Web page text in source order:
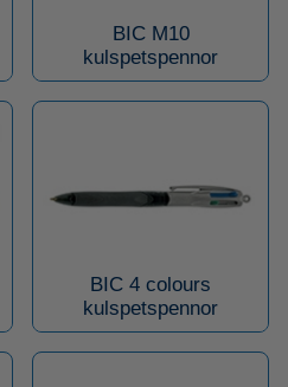
BIC M10
kulspetspennor
BIC 4 colours
kulspetspennor